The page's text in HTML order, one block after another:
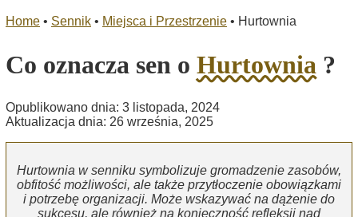
Home • Sennik • Miejsca i Przestrzenie • Hurtownia
Co oznacza sen o Hurtownia ?
Opublikowano dnia: 3 listopada, 2024
Aktualizacja dnia: 26 września, 2025
Hurtownia w senniku symbolizuje gromadzenie zasobów,
obfitość możliwości, ale także przytłoczenie obowiązkami
i potrzebę organizacji. Może wskazywać na dążenie do
sukcesu, ale również na konieczność refleksji nad